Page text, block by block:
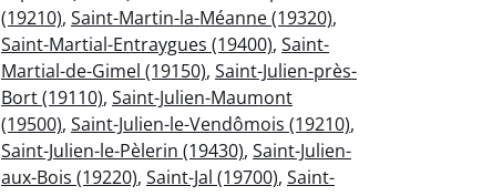
(19210), Saint-Martin-la-Méanne (19320),
Saint-Martial-Entraygues (19400), Saint-
Martial-de-Gimel (19150), Saint-Julien-près-
Bort (19110), Saint-Julien-Maumont
(19500), Saint-Julien-le-Vendômois (19210),
Saint-Julien-le-Pèlerin (19430), Saint-Julien-
aux-Bois (19220), Saint-Jal (19700), Saint-